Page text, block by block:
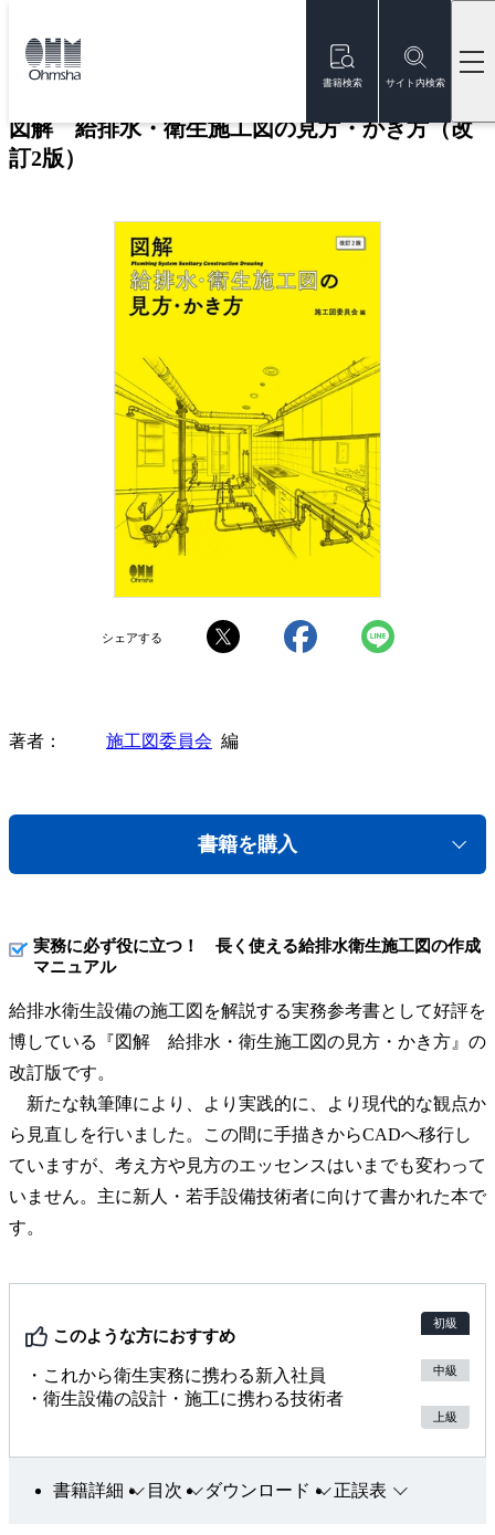
書籍検索 サイト内検索
トップ
図解 給排水・衛生施工図の見方・かき方（改
訂2版）
シェアする
著者 施工図委員会 編
書籍を購入
実務に必ず役に立つ！ 長く使える給排水衛生施工図の作成
マニュアル
給排水衛生設備の施工図を解説する実務参考書として好評を
博している『図解 給排水・衛生施工図の見方・かき方』の
改訂版です。
新たな執筆陣により、より実践的に、より現代的な観点か
ら見直しを行いました。この間に手描きからCADへ移行し
ていますが、考え方や見方のエッセンスはいまでも変わって
いません。主に新人・若手設備技術者に向けて書かれた本で
す。
このような方におすすめ
・これから衛生実務に携わる新入社員
・衛生設備の設計・施工に携わる技術者
初級
中級
上級
書籍詳細 目次 ダウンロード 正誤表